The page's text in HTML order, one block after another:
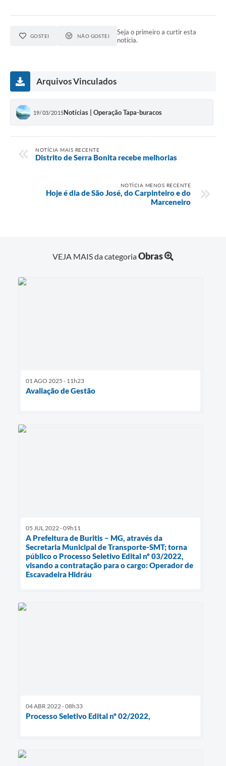
GOSTEI NÃO GOSTEI
Seja o primeiro a curtir esta
notícia.
Arquivos Vinculados
19/03/2015Notícias | Operação Tapa-buracos
NOTÍCIA MAIS RECENTE
Distrito de Serra Bonita recebe melhorias
NOTÍCIA MENOS RECENTE
Hoje é dia de São José, do Carpinteiro e do
Marceneiro
VEJA MAIS da categoriaObras
01 AGO 2025 - 11h23
Avaliação de Gestão
05 JUL 2022 - 09h11
A Prefeitura de Buritis – MG, através da
Secretaria Municipal de Transporte-SMT; torna
público o Processo Seletivo Edital nº 03/2022,
visando a contratação para o cargo: Operador de
Escavadeira Hidráu
04 ABR 2022 - 08h33
Processo Seletivo Edital nº 02/2022,